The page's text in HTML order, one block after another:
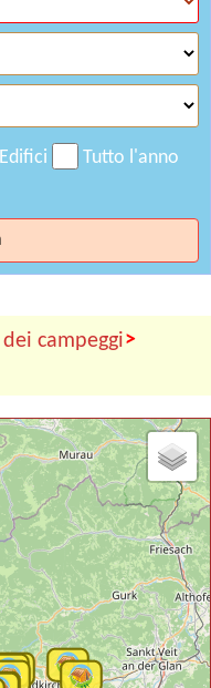
Edifici Tutto l'anno
dei campeggi>